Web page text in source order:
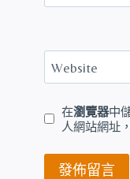
Website
在瀏覽器中
人網站網址